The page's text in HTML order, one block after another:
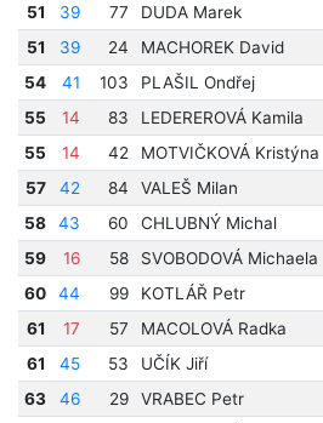
51 39 77 DUDA Marek
51
39 24 MACHOREK David
54
41 103 PLAŠIL Ondřej
55
14 83 LEDEREROVÁ Kamila
55
14 42 MOTVIČKOVÁ Kristýna
57
42 84 VALEŠ Milan
58
43 60 CHLUBNÝ Michal
59
16 58 SVOBODOVÁ Michaela
60
44 99 KOTLÁŘ Petr
61
17 57 MACOLOVÁ Radka
61
45 53 UČÍK Jiří
63
46 29 VRABEC Petr